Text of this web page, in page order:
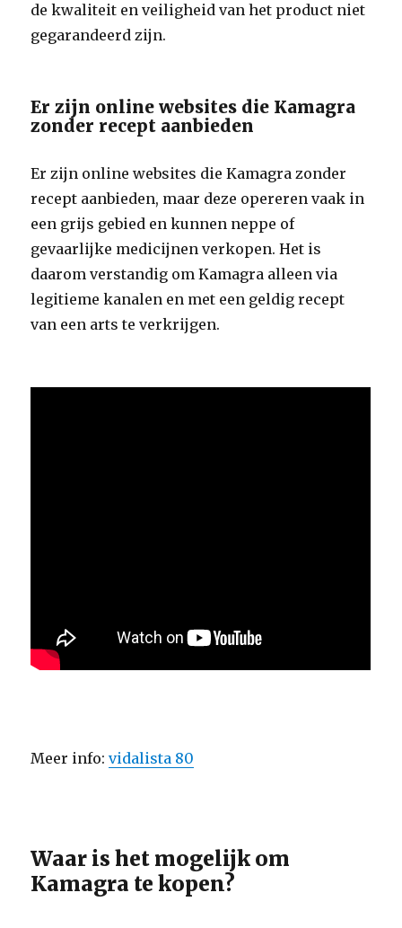
de kwaliteit en veiligheid van het product niet
gegarandeerd zijn.
Er zijn online websites die Kamagra
zonder recept aanbieden
Er zijn online websites die Kamagra zonder
recept aanbieden, maar deze opereren vaak in
een grijs gebied en kunnen neppe of
gevaarlijke medicijnen verkopen. Het is
daarom verstandig om Kamagra alleen via
legitieme kanalen en met een geldig recept
van een arts te verkrijgen.
Meer info:vidalista 80
Waar is het mogelijk om
Kamagra te kopen?